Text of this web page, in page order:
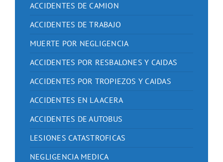
ACCIDENTES DE CAMION
ACCIDENTES DE TRABAJO
MUERTE POR NEGLIGENCIA
ACCIDENTES POR RESBALONES Y CAIDAS
ACCIDENTES POR TROPIEZOS Y CAIDAS
ACCIDENTES EN LA ACERA
ACCIDENTES DE AUTOBUS
LESIONES CATASTROFICAS
NEGLIGENCIA MEDICA